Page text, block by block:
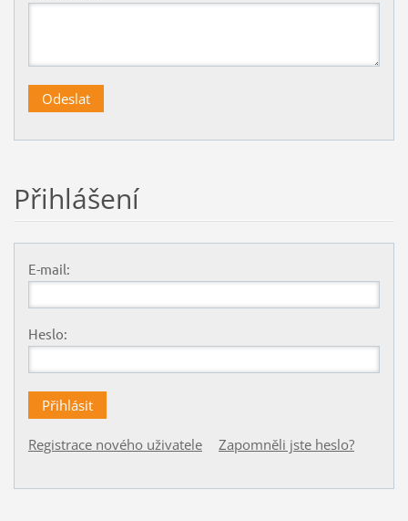
Přihlášení
E-mail:
Heslo:
Registrace nového uživatele Zapomněli jste heslo?